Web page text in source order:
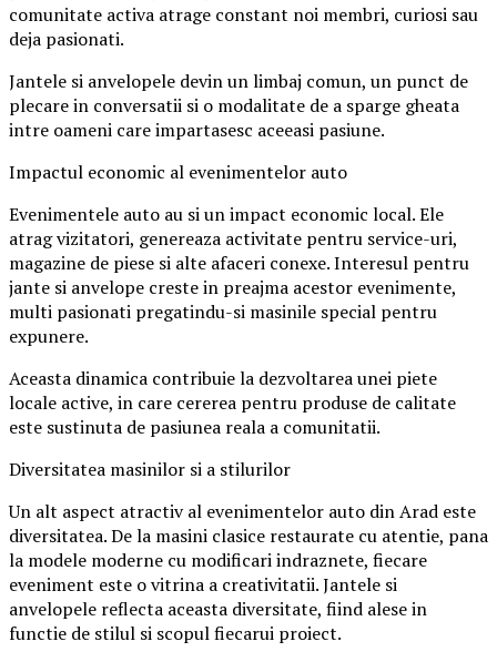
comunitate activa atrage constant noi membri, curiosi sau
deja pasionati.
Jantele si anvelopele devin un limbaj comun, un punct de
plecare in conversatii si o modalitate de a sparge gheata
intre oameni care impartasesc aceeasi pasiune.
Impactul economic al evenimentelor auto
Evenimentele auto au si un impact economic local. Ele
atrag vizitatori, genereaza activitate pentru service-uri,
magazine de piese si alte afaceri conexe. Interesul pentru
jante si anvelope creste in preajma acestor evenimente,
multi pasionati pregatindu-si masinile special pentru
expunere.
Aceasta dinamica contribuie la dezvoltarea unei piete
locale active, in care cererea pentru produse de calitate
este sustinuta de pasiunea reala a comunitatii.
Diversitatea masinilor si a stilurilor
Un alt aspect atractiv al evenimentelor auto din Arad este
diversitatea. De la masini clasice restaurate cu atentie, pana
la modele moderne cu modificari indraznete, fiecare
eveniment este o vitrina a creativitatii. Jantele si
anvelopele reflecta aceasta diversitate, fiind alese in
functie de stilul si scopul fiecarui proiect.